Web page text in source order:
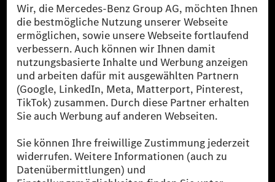
reduzierte CO₂-Emissionen bei der Mercedes-Benz Group durch
zertifizierte Ausgleichsprojekte kompensiert werden.
[2] Renewable Charging ist ein integraler Bestandteil von MB.CHARGE
Public in Europa, den USA, Kanada und China. Sofern an der jeweiligen
Ladestation noch kein Strom aus erneuerbaren Energien vorliegt,
verwendet Renewable Charging Grünstromzertifikate*. Diese stellen
sicher, dass für Ladevorgänge über MB.CHARGE Public eine äquivalente
Strommenge aus erneuerbaren Energien ins Stromnetz eingespeist wird.
Sie stammen ausschließlich aus Wind- und Solarkraftanlagen, die jünger
als sechs Jahre sind.
* Inkl. EKOenergy Ökolabel
* Die angegebenen Werte wurden nach dem vorgeschriebenen
Messverfahren WLTP (Worldwide harmonised Light vehicles Test
Procedure) ermittelt. Die angegebenen Spannweiten beziehen sich auf
den europäischen Markt. Der Energieverbrauch und der CO₂-Ausstoß
eines Pkw sind nicht nur von der effizienten Ausnutzung des Kraftstoffs